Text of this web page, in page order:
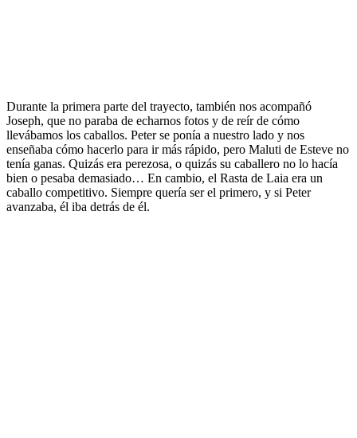
Durante la primera parte del trayecto, también nos acompañó
Joseph, que no paraba de echarnos fotos y de reír de cómo
llevábamos los caballos. Peter se ponía a nuestro lado y nos
enseñaba cómo hacerlo para ir más rápido, pero Maluti de Esteve no
tenía ganas. Quizás era perezosa, o quizás su caballero no lo hacía
bien o pesaba demasiado… En cambio, el Rasta de Laia era un
caballo competitivo. Siempre quería ser el primero, y si Peter
avanzaba, él iba detrás de él.